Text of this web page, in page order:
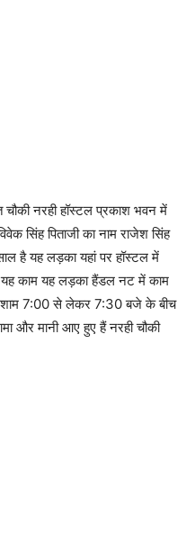
नरही हॉस्टल प्रकाश भवन में
सिंह पिताजी का नाम राजेश सिंह
है यह लड़का यहां पर हॉस्टल में
यह काम यह लड़का हैंडल नट में काम
शाम 7:00 से लेकर 7:30 बजे के बीच
और मानी आए हुए हैं नरही चौकी